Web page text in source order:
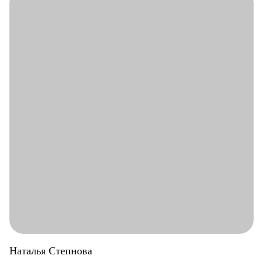
Наталья Степнова